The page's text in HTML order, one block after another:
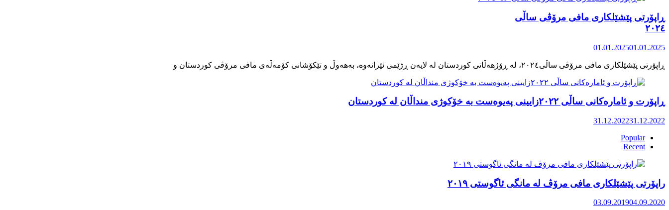
ڕاپۆرتی پێشێلکاری مافی مرۆڤی ساڵی
٢٠٢٤
01.01.202501.01.2025
ڕاپۆرت و ئامارەکانی ساڵی ٢٠٢٢زایینی پەیوەست بە خۆکوژی منداڵان لە کوردستان
31.12.202231.12.2022
Popular
Recent
راپۆرتی پێشێلكاری مافی مرۆڤ له‌ مانگی ئاگوستی ٢٠١٩
03.09.201904.09.2020